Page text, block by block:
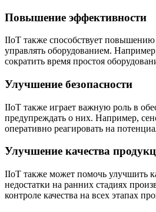
Повышение эффективности
IIoT также способствует повышению
управлять оборудованием.
сократить время простоя
Улучшение безопасности
IIoT также играет важную роль в
предупреждать о них. Например,
оперативно реагировать на
Улучшение качества
IIoT также может помочь улучшить
недостатки на ранних стадиях
контроле качества на всех этапах